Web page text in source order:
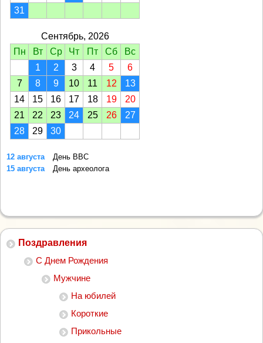
Поздравления
С Днем Рождения
Мужчине
На юбилей
Короткие
Прикольные
31
Сентябрь, 2026
Пн
Вт Ср Чт Пт Сб
Вс
1
2 3 4 5
6
7
8 9 10 11 12
13
14
15 16 17 18 19
20
21
22 23 24 25 26
27
28
29 30
12 августа
День ВВС
15 августа
День археолога